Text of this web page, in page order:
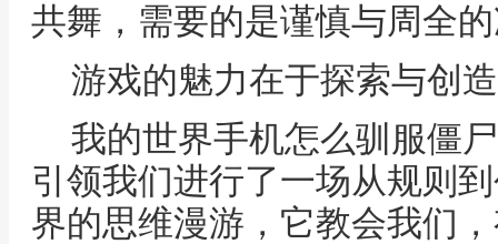
共舞，需要的是谨慎与周全
游戏的魅力在于探索与创造
我的世界手机怎么驯服僵
引领我们进行了一场从规则
界的思维漫游，它教会我们